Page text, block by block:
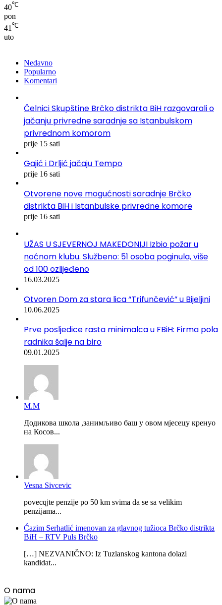
40℃
pon
41 ℃
uto
Nedavno
Popularno
Komentari
Čelnici Skupštine Brčko distrikta BiH razgovarali o
jačanju privredne saradnje sa Istanbulskom
privrednom komorom
prije 15 sati
Gajić i Drljić jačaju Tempo
prije 16 sati
Otvorene nove mogućnosti saradnje Brčko
distrikta BiH i Istanbulske privredne komore
prije 16 sati
UŽAS U SJEVERNOJ MAKEDONIJI Izbio požar u
noćnom klubu. Službeno: 51 osoba poginula, više
od 100 ozlijeđeno
16.03.2025
Otvoren Dom za stara lica “Trifunčević” u Bijeljini
10.06.2025
Prve posljedice rasta minimalca u FBiH: Firma pola
radnika šalje na biro
09.01.2025
М.М
Додикова школа ,занимљиво баш у овом мјесецу кренуо
на Косов...
Vesna Sivcevic
povecqjte penzije po 50 km svima da se sa velikim
penzijama...
Ćazim Serhatlić imenovan za glavnog tužioca Brčko distrikta
BiH – RTV Puls Brčko
[…] NEZVANIČNO: Iz Tuzlanskog kantona dolazi
kandidat...
O nama